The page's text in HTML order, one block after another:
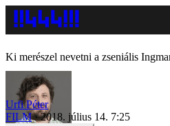
Ki merészel nevetni a zseniális
Urfi Péter
FILM
2018. július 14. 7:25